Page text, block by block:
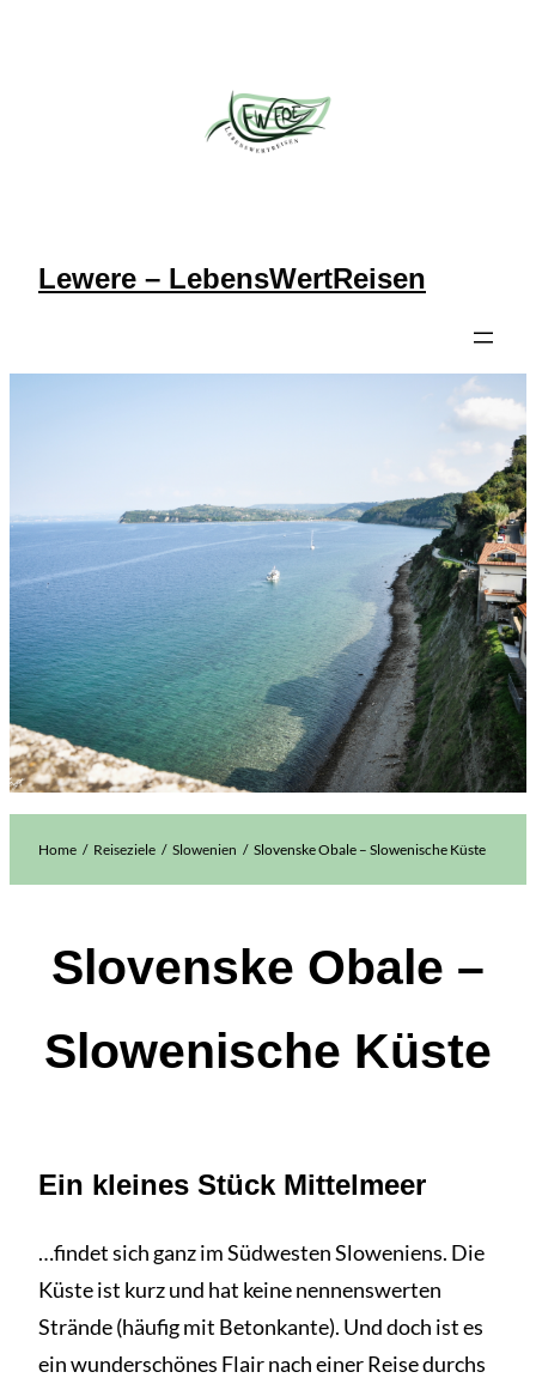
Lewere – LebensWertReisen
Home Reiseziele Slowenien Slovenske Obale – Slowenische Küste
Slovenske Obale –
Slowenische Küste
Ein kleines Stück Mittelmeer
…findet sich ganz im Südwesten Sloweniens. Die
Küste ist kurz und hat keine nennenswerten
Strände (häufig mit Betonkante). Und doch ist es
ein wunderschönes Flair nach einer Reise durchs